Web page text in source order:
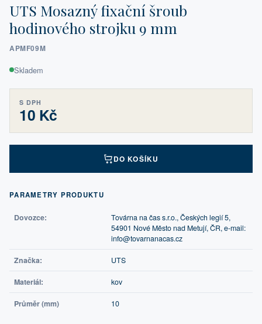
UTS Mosazný fixační šroub
hodinového strojku 9 mm
APMF09M
Skladem
S DPH
10 Kč
DO KOŠÍKU
PARAMETRY PRODUKTU
Dovozce:
Továrna na čas s.r.o., Českých legií 5,
54901 Nové Město nad Metují, ČR, e-mail:
info@tovarnanacas.cz
Značka: UTS
Materiál: kov
Průměr (mm) 10